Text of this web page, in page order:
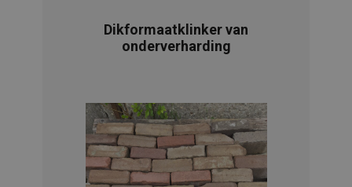
Dikformaatklinker van
onderverharding